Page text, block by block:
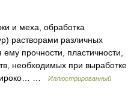
и меха, обработка
растворами различных
прочности, пластичности,
необходимых при выработке
…
Иллюстрированный